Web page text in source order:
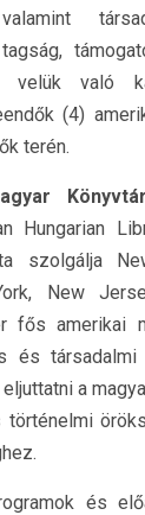
való
(4)
terén.
Hungarian
szolgálja
New
fős amerikai
és társadalmi
a
történelmi
és